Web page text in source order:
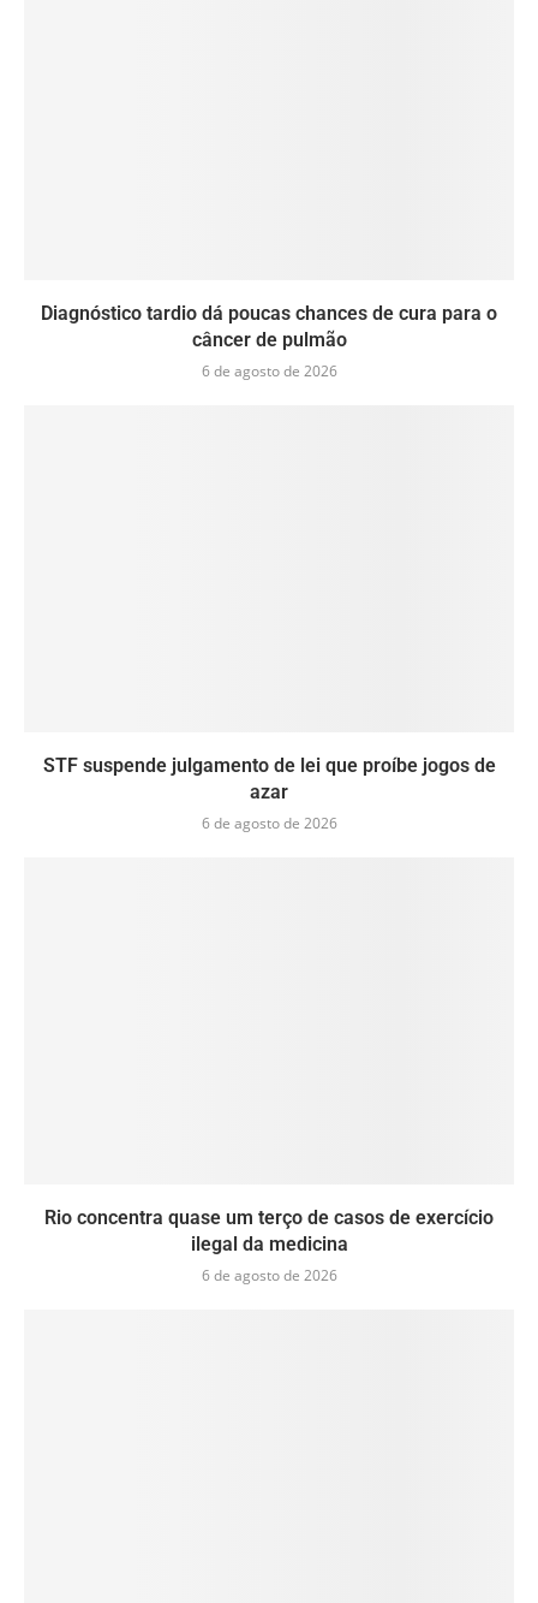
Diagnóstico tardio dá poucas chances de cura para o
câncer de pulmão
6 de agosto de 2026
STF suspende julgamento de lei que proíbe jogos de
azar
6 de agosto de 2026
Rio concentra quase um terço de casos de exercício
ilegal da medicina
6 de agosto de 2026